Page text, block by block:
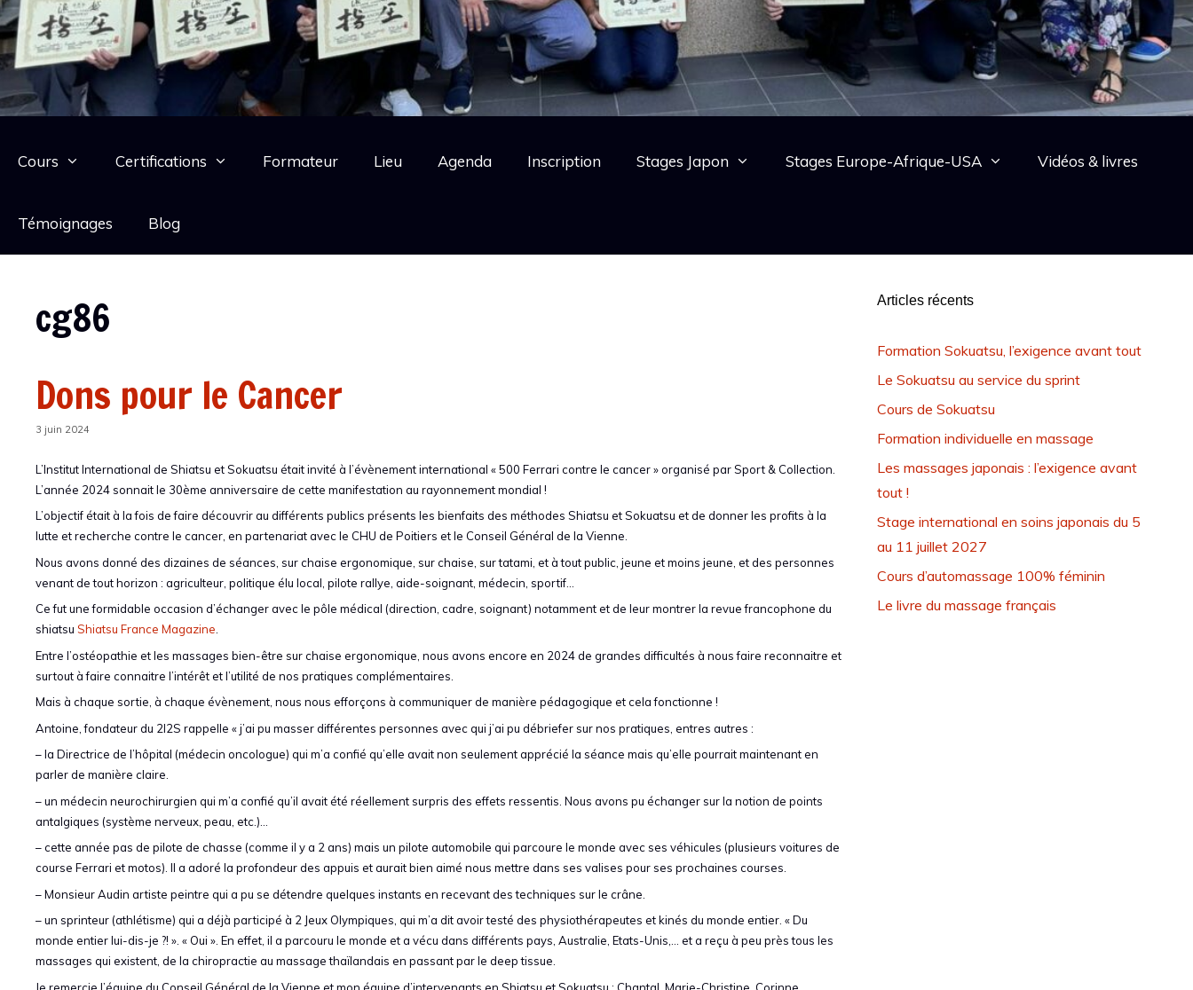
Cours Certifications Formateur Lieu Agenda Inscription Stages Japon Stages Europe-Afrique-USA Vidéos & livres
Témoignages Blog
cg86
Dons pour le Cancer
3 juin 2024
L’Institut International de Shiatsu et Sokuatsu était invité à l’évènement international « 500 Ferrari contre le cancer » organisé par Sport & Collection.
L’année 2024 sonnait le 30ème anniversaire de cette manifestation au rayonnement mondial !
L’objectif était à la fois de faire découvrir au différents publics présents les bienfaits des méthodes Shiatsu et Sokuatsu et de donner les profits à la
lutte et recherche contre le cancer, en partenariat avec le CHU de Poitiers et le Conseil Général de la Vienne.
Nous avons donné des dizaines de séances, sur chaise ergonomique, sur chaise, sur tatami, et à tout public, jeune et moins jeune, et des personnes
venant de tout horizon : agriculteur, politique élu local, pilote rallye, aide-soignant, médecin, sportif…
Ce fut une formidable occasion d’échanger avec le pôle médical (direction, cadre, soignant) notamment et de leur montrer la revue francophone du
shiatsu Shiatsu France Magazine
Entre l’ostéopathie et les massages bien-être sur chaise ergonomique, nous avons encore en 2024 de grandes difficultés à nous faire reconnaitre et
surtout à faire connaitre l’intérêt et l’utilité de nos pratiques complémentaires.
Mais à chaque sortie, à chaque évènement, nous nous efforçons à communiquer de manière pédagogique et cela fonctionne !
Antoine, fondateur du 2I2S rappelle « j’ai pu masser différentes personnes avec qui j’ai pu débriefer sur nos pratiques, entres autres :
– la Directrice de l’hôpital (médecin oncologue) qui m’a confié qu’elle avait non seulement apprécié la séance mais qu’elle pourrait maintenant en
parler de manière claire.
– un médecin neurochirurgien qui m’a confié qu’il avait été réellement surpris des effets ressentis. Nous avons pu échanger sur la notion de points
antalgiques (système nerveux, peau, etc.)…
– cette année pas de pilote de chasse (comme il y a 2 ans) mais un pilote automobile qui parcoure le monde avec ses véhicules (plusieurs voitures de
course Ferrari et motos). Il a adoré la profondeur des appuis et aurait bien aimé nous mettre dans ses valises pour ses prochaines courses.
– Monsieur Audin artiste peintre qui a pu se détendre quelques instants en recevant des techniques sur le crâne.
– un sprinteur (athlétisme) qui a déjà participé à 2 Jeux Olympiques, qui m’a dit avoir testé des physiothérapeutes et kinés du monde entier. « Du
monde entier lui-dis-je ?! ». « Oui ». En effet, il a parcouru le monde et a vécu dans différents pays, Australie, Etats-Unis,… et a reçu à peu près tous les
massages qui existent, de la chiropractie au massage thaïlandais en passant par le deep tissue.
Je remercie l’équipe du Conseil Général de la Vienne et mon équipe d’intervenants en Shiatsu et Sokuatsu : Chantal, Marie-Christine, Corinne,
Articles récents
Formation Sokuatsu, l’exigence avant tout
Le Sokuatsu au service du sprint
Cours de Sokuatsu
Formation individuelle en massage
Les massages japonais : l’exigence avant
tout !
Stage international en soins japonais du 5
au 11 juillet 2027
Cours d’automassage 100% féminin
Le livre du massage français